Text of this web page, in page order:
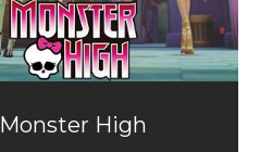
Monster High